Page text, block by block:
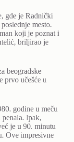
gde je Radnički
mesto.
koji je poznat i
briljirao je
beogradske
prvo učešće u
godine u meču
Ipak,
je u 90. minutu
Ove impresivne